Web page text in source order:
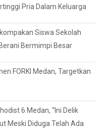
Pria Dalam Keluarga
Siswa Sekolah
Bermimpi Besar
FORKI Medan, Targetkan
6 Medan, “Ini Delik
Meski Diduga Telah Ada